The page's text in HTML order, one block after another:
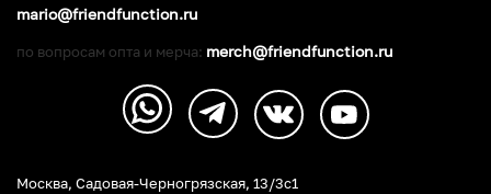
Москва, Садовая-Черногрязская, 13/3c1
mario@friendfunction.ru
по вопросам опта и мерча: merch@friendfunction.ru